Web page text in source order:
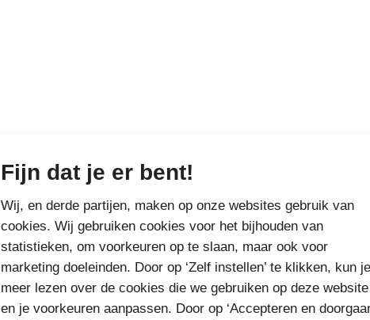
Fijn dat je er bent!
Wij, en derde partijen, maken op onze websites gebruik van
cookies. Wij gebruiken cookies voor het bijhouden van
statistieken, om voorkeuren op te slaan, maar ook voor
marketing doeleinden. Door op ‘Zelf instellen’ te klikken, kun je
meer lezen over de cookies die we gebruiken op deze website
en je voorkeuren aanpassen. Door op ‘Accepteren en
MEER BOEKEN VAN
VAKANTIELEZEN